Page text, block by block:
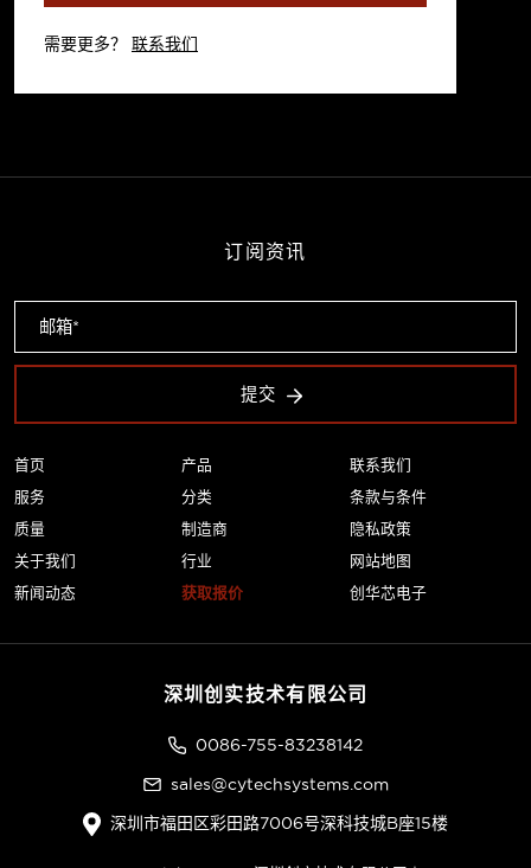
需要更多？ 联系我们
首页
服务
质量
关于我们
新闻动态
产品
分类
制造商
行业
获取报价
联系我们
条款与条件
隐私政策
网站地图
创华芯电子
订阅资讯
提交
深圳创实技术有限公司
0086-755-83238142
sales@cytechsystems.com
深圳市福田区彩田路7006号深科技城B座15楼